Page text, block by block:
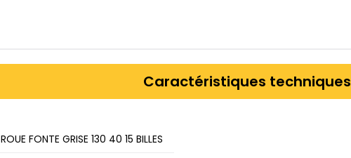
Caractéristiques techniques
ROUE FONTE GRISE 130​ 40​ 15​ BILLES